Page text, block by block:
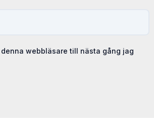
webbläsare till nästa gång jag